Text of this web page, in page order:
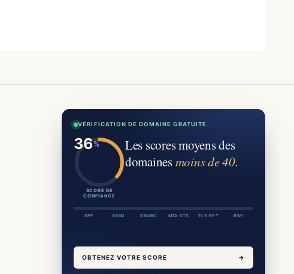
VÉRIFICATION DE DOMAINE GRATUITE
SCORE DE
CONFIANCE
Les scores moyens des
domainesmoins de 40.
SPF DKIM DMARC MTA-STS TLS-RPT BIMI
OBTENEZ VOTRE SCORE →